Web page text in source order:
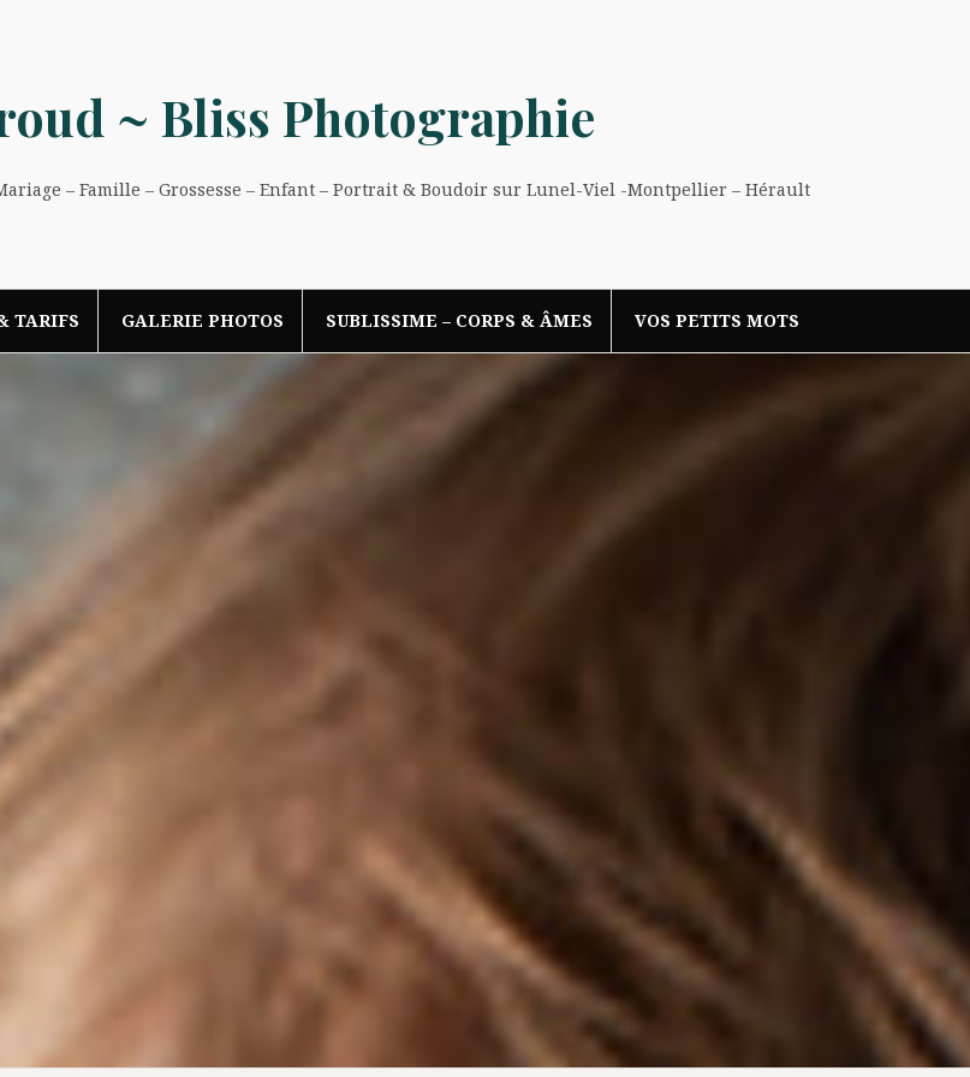
~ Bliss Photographie
– Famille – Grossesse – Enfant – Portrait & Boudoir sur Lunel-Viel -Montpellier – Hérault
TARIFS GALERIE PHOTOS SUBLISSIME – CORPS & ÂMES VOS PETITS MOTS